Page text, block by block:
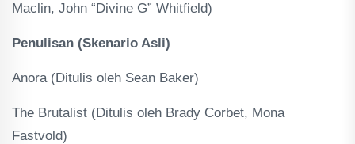
Maclin, John “Divine G” Whitfield)
Penulisan (Skenario Asli)
Anora (Ditulis oleh Sean Baker)
The Brutalist (Ditulis oleh Brady Corbet, Mona
Fastvold)